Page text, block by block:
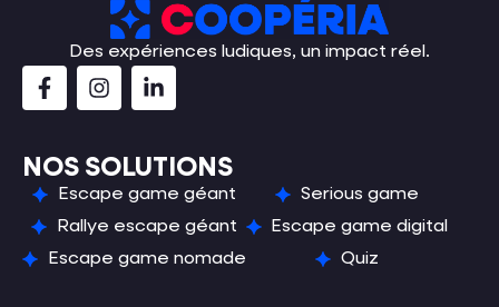
Des expériences ludiques, un impact réel.
NOS SOLUTIONS
Escape game géant
Rallye escape géant
Escape game nomade
Serious game
Escape game digital
Quiz